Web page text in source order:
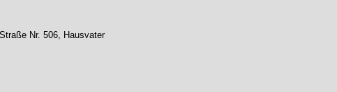
Nr. 506, Hausvater